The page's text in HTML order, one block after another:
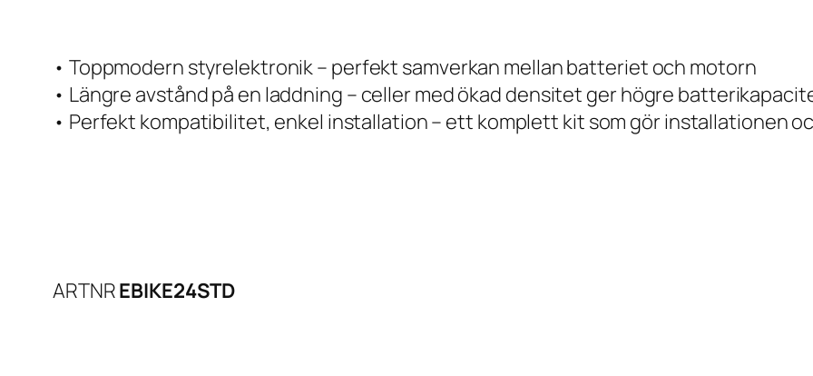
• Toppmodern styrelektronik – perfekt samverkan mellan batteriet och motorn
• Längre avstånd på en laddning – celler med ökad densitet ger högre
• Perfekt kompatibilitet, enkel installation – ett komplett kit som gör installationen
ARTNREBIKE24STD